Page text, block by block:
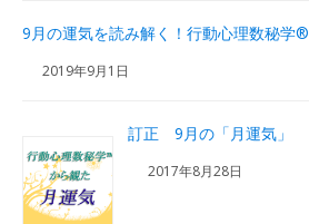
9月の運気を読み解く！行動心理数秘学®
2019年9月1日
訂正 9月の「月運気」
2017年8月28日